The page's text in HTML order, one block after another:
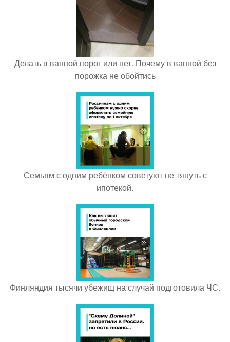
Делать в ванной порог или нет. Почему в ванной без
порожка не обойтись
Семьям с одним ребёнком советуют не тянуть с
ипотекой.
Финляндия тысячи убежищ на случай подготовила ЧС.